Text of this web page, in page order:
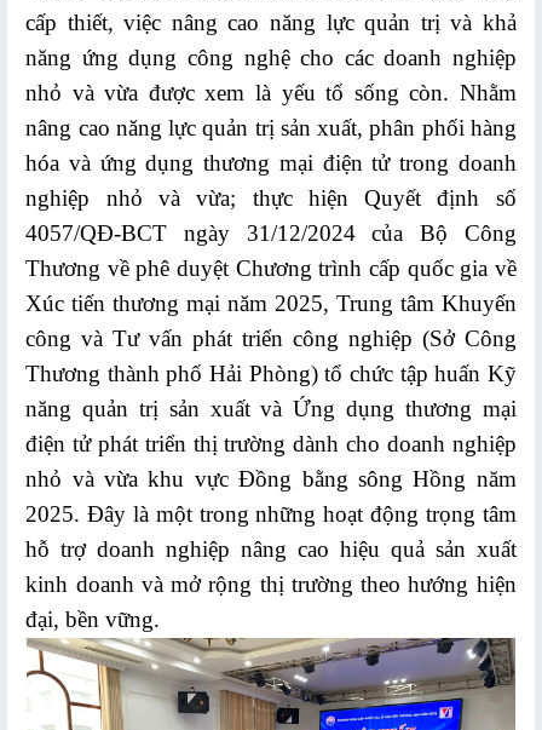
Diễn
đàn
thường
niên
TIN
TỨC
KIỆN
Hoạt
động
TMĐT
Hải
Hoạt
động
TMĐT
ngành
Công
Thương
cấp thiết, việc nâng cao năng lực quản trị và khả
năng ứng dụng công nghệ cho các doanh nghiệp
nhỏ và vừa được xem là yếu tố sống còn. Nhằm
nâng cao năng lực quản trị sản xuất, phân phối hàng
hóa và ứng dụng thương mại điện tử trong doanh
nghiệp nhỏ và vừa; thực hiện Quyết định số
4057/QĐ-BCT ngày 31/12/2024 của Bộ Công
Thương về phê duyệt Chương trình cấp quốc gia về
Xúc tiến thương mại năm 2025, Trung tâm Khuyến
công và Tư vấn phát triển công nghiệp (Sở Công
Thương thành phố Hải Phòng) tổ chức tập huấn Kỹ
năng quản trị sản xuất và Ứng dụng thương mại
điện tử phát triển thị trường dành cho doanh nghiệp
nhỏ và vừa khu vực Đồng bằng sông Hồng năm
2025. Đây là một trong những hoạt động trọng tâm
hỗ trợ doanh nghiệp nâng cao hiệu quả sản xuất
kinh doanh và mở rộng thị trường theo hướng hiện
đại, bền vững.